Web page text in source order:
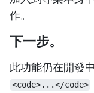
作。
下一步。
此功能仍在開發
<code>...</code>